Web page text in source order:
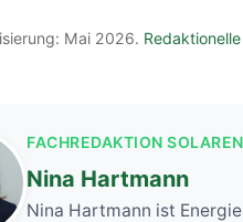
Mai 2026.
FACHREDAKTION
Nina Hartmann
Nina Hartmann ist